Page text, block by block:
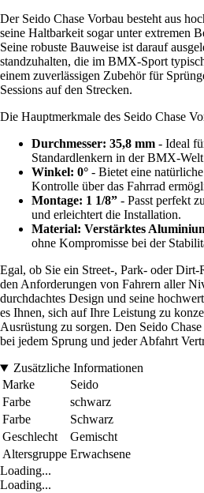
Der Seido Chase Vorbau besteht aus
seine Haltbarkeit sogar unter extremen
Seine robuste Bauweise ist darauf
standzuhalten, die im BMX-Sport
einem zuverlässigen Zubehör für
Sessions auf den Strecken.
Die Hauptmerkmale des Seido Chase
Durchmesser: 35,8 mm - Ideal
Standardlenkern in der BMX-
Winkel: 0° - Bietet eine
Kontrolle über das Fahrrad
Montage: 1 1/8” - Passt perfekt
und erleichtert die Installation.
Material: Verstärktes
ohne Kompromisse bei der
Egal, ob Sie ein Street-, Park- oder
den Anforderungen von Fahrern aller
durchdachtes Design und seine
es Ihnen, sich auf Ihre Leistung zu
Ausrüstung zu sorgen. Den Seido
bei jedem Sprung und jeder Abfahrt
Zusätzliche Informationen
Marke
Seido
Farbe
schwarz
Farbe
Schwarz
Geschlecht
Gemischt
Altersgruppe Erwachsene
Loading...
Loading...